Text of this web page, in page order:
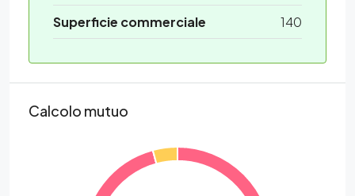
Superficie commerciale
140
Calcolo mutuo